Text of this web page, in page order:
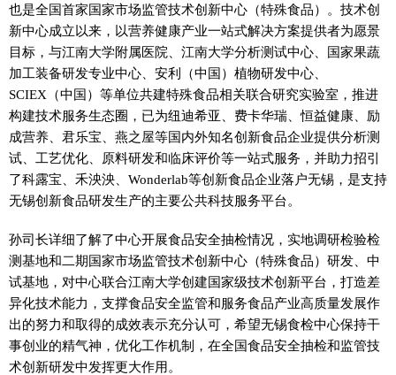
也是全国首家国家市场监管技术创新中心（特殊食品）。技术创
新中心成立以来，以营养健康产业一站式解决方案提供者为愿景
目标，与江南大学附属医院、江南大学分析测试中心、国家果蔬
加工装备研发专业中心、安利（中国）植物研发中心、
SCIEX（中国）等单位共建特殊食品相关联合研究实验室，推进
构建技术服务生态圈，已为纽迪希亚、费卡华瑞、恒益健康、励
成营养、君乐宝、燕之屋等国内外知名创新食品企业提供分析测
试、工艺优化、原料研发和临床评价等一站式服务，并助力招引
了科露宝、禾泱泱、Wonderlab等创新食品企业落户无锡，是支持
无锡创新食品研发生产的主要公共科技服务平台。
孙司长详细了解了中心开展食品安全抽检情况，实地调研检验检
测基地和二期国家市场监管技术创新中心（特殊食品）研发、中
试基地，对中心联合江南大学创建国家级技术创新平台，打造差
异化技术能力，支撑食品安全监管和服务食品产业高质量发展作
出的努力和取得的成效表示充分认可，希望无锡食检中心保持干
事创业的精气神，优化工作机制，在全国食品安全抽检和监管技
术创新研发中发挥更大作用。